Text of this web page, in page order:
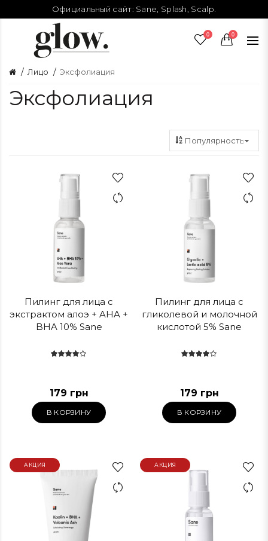
Официальный сайт: Sane Splash Scalp
0 0
Лицо Эксфолиация
Эксфолиация
Пилинг для лица с
экстрактом алоэ + AHA +
BHA 10% Sane
179 грн
В КОРЗИНУ
Пилинг для лица с
гликолевой и молочной
кислотой 5% Sane
179 грн
В КОРЗИНУ
АКЦИЯ АКЦИЯ